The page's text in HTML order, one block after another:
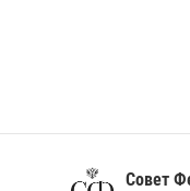
Совет Федерации